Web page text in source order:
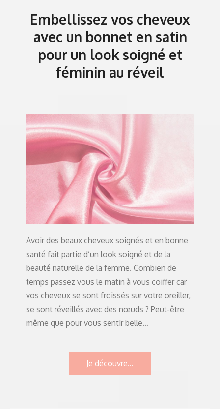
Embellissez vos cheveux
avec un bonnet en satin
pour un look soigné et
féminin au réveil
Avoir des beaux cheveux soignés et en bonne
santé fait partie d’un look soigné et de la
beauté naturelle de la femme. Combien de
temps passez vous le matin à vous coiffer car
vos cheveux se sont froissés sur votre oreiller,
se sont réveillés avec des nœuds ? Peut-être
même que pour vous sentir belle…
Je découvre...